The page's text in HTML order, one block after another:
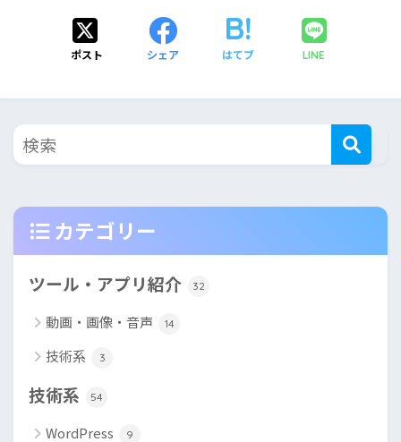
ポスト シェア はてブ LINE
カテゴリー
ツール・アプリ紹介 32
動画・画像・音声 14
技術系 3
技術系 54
WordPress 9